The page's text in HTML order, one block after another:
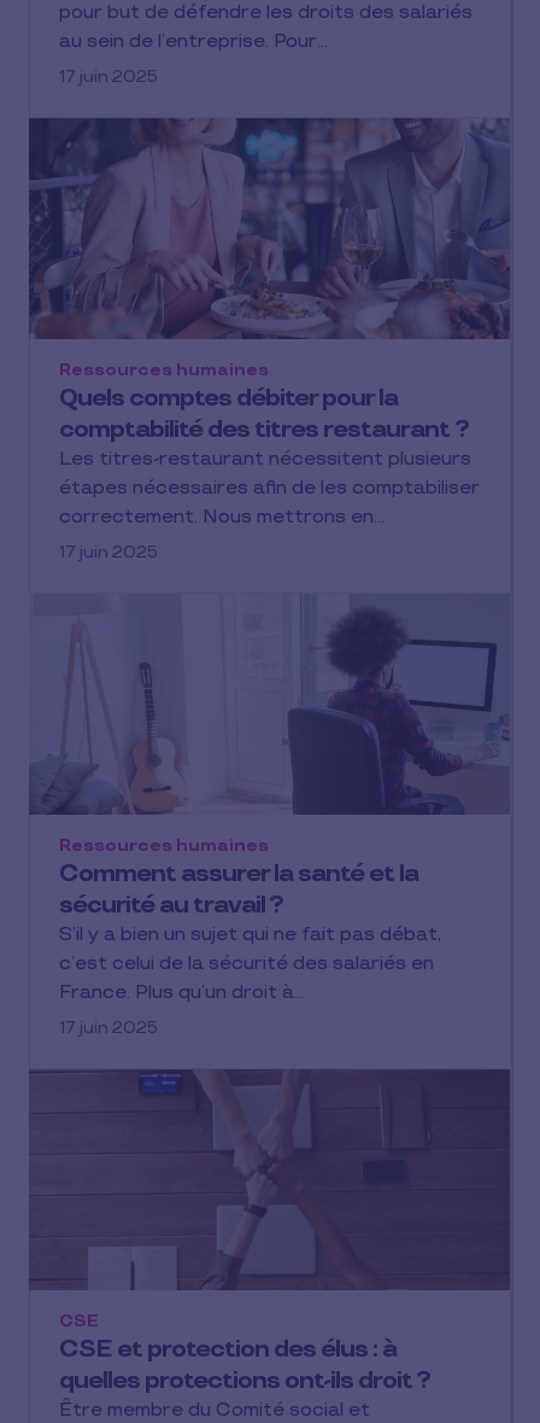
pour but de défendre les droits des salariés
au sein de l’entreprise. Pour…
17 juin 2025
Quels comptes débiter pour la
comptabilité des titres restaurant ?
Ressources humaines
Les titres-restaurant nécessitent plusieurs
étapes nécessaires afin de les comptabiliser
correctement. Nous mettrons en…
17 juin 2025
Comment assurer la santé et la
sécurité au travail ?
Ressources humaines
S’il y a bien un sujet qui ne fait pas débat,
c’est celui de la sécurité des salariés en
France. Plus qu’un droit à…
17 juin 2025
CSE et protection des élus : à
quelles protections ont-ils droit ?
CSE
Être membre du Comité social et